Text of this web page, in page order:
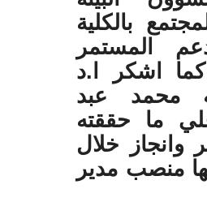
بالكلية
المستمر
اشكر ا.د
محمد عبد
ما حققته
وانجاز خلال
منصب مدير